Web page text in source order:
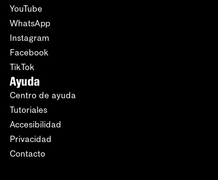
YouTube
WhatsApp
Instagram
Facebook
TikTok
Ayuda
Centro de ayuda
Tutoriales
Accesibilidad
Privacidad
Contacto